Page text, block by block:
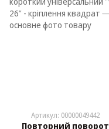
Артикул: 00000049442
Повторний поворот